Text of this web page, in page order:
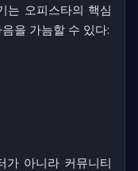
는 오피스타의 핵심
을 가늠할 수 있다:
가 아니라 커뮤니티